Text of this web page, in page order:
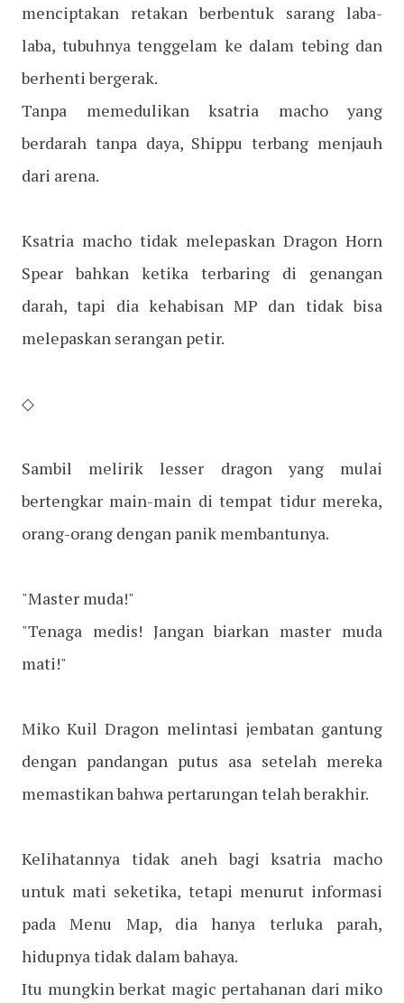
menciptakan retakan berbentuk sarang laba-
laba, tubuhnya tenggelam ke dalam tebing dan
berhenti bergerak.
Tanpa memedulikan ksatria macho yang
berdarah tanpa daya, Shippu terbang menjauh
dari arena.
Ksatria macho tidak melepaskan Dragon Horn
Spear bahkan ketika terbaring di genangan
darah, tapi dia kehabisan MP dan tidak bisa
melepaskan serangan petir.
◇
Sambil melirik lesser dragon yang mulai
bertengkar main-main di tempat tidur mereka,
orang-orang dengan panik membantunya.
"Master muda!"
"Tenaga medis! Jangan biarkan master muda
mati!"
Miko Kuil Dragon melintasi jembatan gantung
dengan pandangan putus asa setelah mereka
memastikan bahwa pertarungan telah berakhir.
Kelihatannya tidak aneh bagi ksatria macho
untuk mati seketika, tetapi menurut informasi
pada Menu Map, dia hanya terluka parah,
hidupnya tidak dalam bahaya.
Itu mungkin berkat magic pertahanan dari miko